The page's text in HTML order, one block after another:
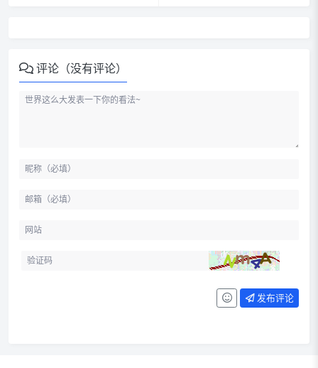
评论（没有评论）
发布评论